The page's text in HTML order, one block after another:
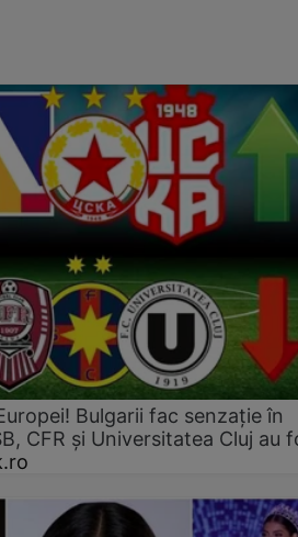
Bulgarii fac senzație în
CFR și Universitatea Cluj au